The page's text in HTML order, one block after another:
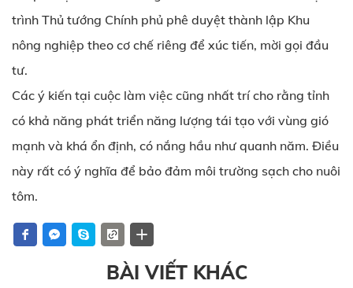
trình Thủ tướng Chính phủ phê duyệt thành lập Khu
nông nghiệp theo cơ chế riêng để xúc tiến, mời gọi đầu
tư.
Các ý kiến tại cuộc làm việc cũng nhất trí cho rằng tỉnh
có khả năng phát triển năng lượng tái tạo với vùng gió
mạnh và khá ổn định, có nắng hầu như quanh năm. Điều
này rất có ý nghĩa để bảo đảm môi trường sạch cho nuôi
tôm.
BÀI VIẾT KHÁC